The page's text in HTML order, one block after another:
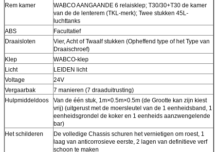
Rem kamer
WABCO AANGAANDE 6 relaisklep; T30/30+T30 de kamer
van de de lenterem (TKL-merk); Twee stukken 45L-
luchttanks
ABS
Facultatief
Draaisloten
Vier, Acht of Twaalf stukken (Opheffend type of het Type van
Draaischroef)
Klep
WABCO-klep
Licht
LEIDEN licht
Voltage
24V
Vergaarbak
7 manieren (7 draaduitrusting)
Hulpmiddeldoos
Van de één stuk, 1m×0.5m×0.5m (de Grootte kan zijn kiest
vrij) (uitgerust met de moersleutel van de 1 eenheidsband, 1
eenheidsgrondel de koker en 1 eenheids aanzwengelende
bar)
Het schilderen
De volledige Chassis schuren het vernietigen om roest, 1
laag van anticorrosieve eerste, 2 lagen van definitieve verf
schoon te maken